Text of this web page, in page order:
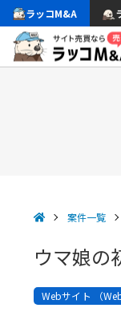
ラッコM&A
案件一覧
ウマ娘の
Webサイト （